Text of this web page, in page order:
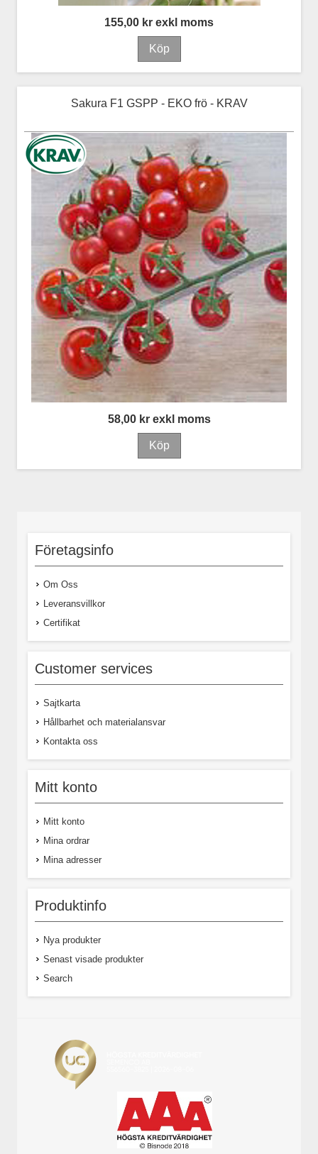
155,00 kr exkl moms
Sakura F1 GSPP - EKO frö - KRAV
58,00 kr exkl moms
Företagsinfo
Om Oss
Leveransvillkor
Certifikat
Customer services
Sajtkarta
Hållbarhet och materialansvar
Kontakta oss
Mitt konto
Mitt konto
Mina ordrar
Mina adresser
Produktinfo
Nya produkter
Senast visade produkter
Search